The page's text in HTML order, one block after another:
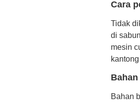
Cara
Tidak
di
mesin
Bahan
Bahan